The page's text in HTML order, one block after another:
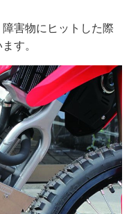
害物にヒットした際
す。